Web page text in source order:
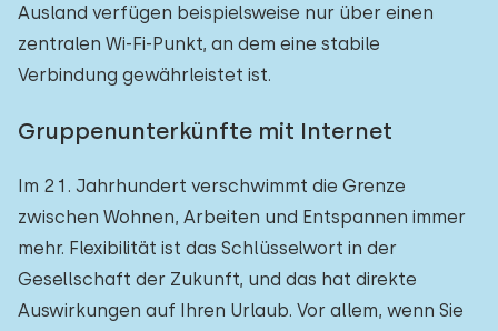
Ausland verfügen beispielsweise nur über einen
zentralen Wi-Fi-Punkt, an dem eine stabile
Verbindung gewährleistet ist.
Gruppenunterkünfte mit Internet
Im 21. Jahrhundert verschwimmt die Grenze
zwischen Wohnen, Arbeiten und Entspannen immer
mehr. Flexibilität ist das Schlüsselwort in der
Gesellschaft der Zukunft, und das hat direkte
Auswirkungen auf Ihren Urlaub. Vor allem, wenn Sie